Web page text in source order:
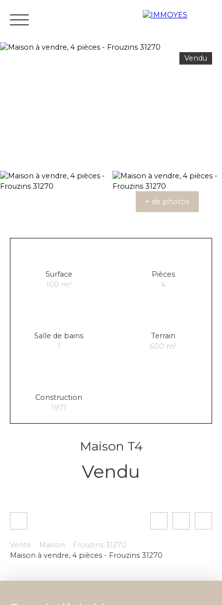
Vendu
+ de photos
Surface
100 m²
Pièces
4
Salle de bains
1
Terrain
600 m²
Construction
1971
Maison T4
Vendu
Vente Maison
Frouzins 31270
Maison à vendre, 4 pièces - Frouzins 31270